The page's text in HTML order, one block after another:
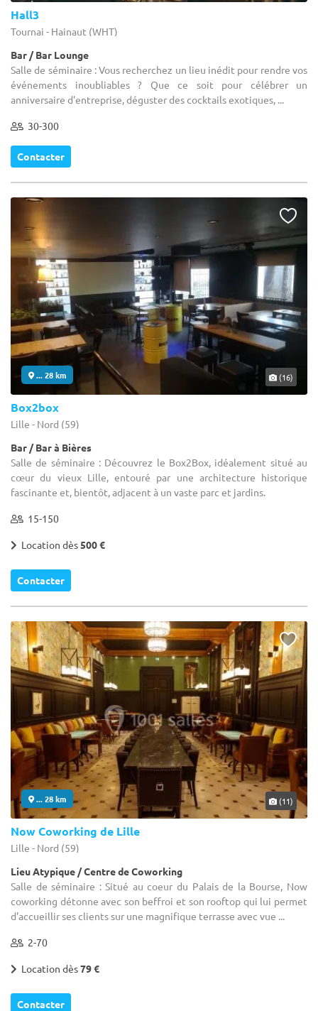
Hall3
Tournai - Hainaut (WHT)
Bar / Bar Lounge
Salle de séminaire : Vous recherchez un lieu inédit pour rendre vos
événements inoubliables ? Que ce soit pour célébrer un
anniversaire d'entreprise, déguster des cocktails exotiques, ...
30-300
Contacter
... 28 km (16)
Box2box
Lille - Nord (59)
Bar / Bar à Bières
Salle de séminaire : Découvrez le Box2Box, idéalement situé au
cœur du vieux Lille, entouré par une architecture historique
fascinante et, bientôt, adjacent à un vaste parc et jardins.
15-150
Location dès 500 €
Contacter
... 28 km (11)
Now Coworking de Lille
Lille - Nord (59)
Lieu Atypique / Centre de Coworking
Salle de séminaire : Situé au coeur du Palais de la Bourse, Now
coworking détonne avec son beffroi et son rooftop qui lui permet
d'accueillir ses clients sur une magnifique terrasse avec vue ...
2-70
Location dès79 €
Contacter